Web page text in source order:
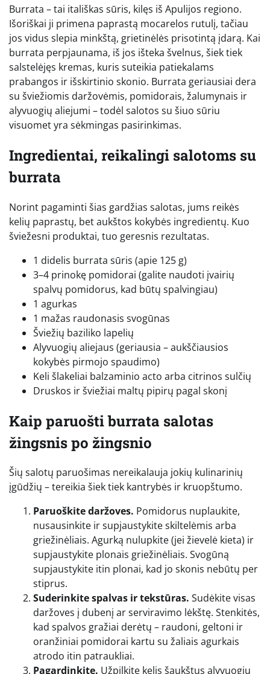
Burrata – tai itališkas sūris, kilęs iš Apulijos regiono.
Išoriškai ji primena paprastą mocarelos rutulį, tačiau
jos vidus slepia minkštą, grietinėlės prisotintą įdarą. Kai
burrata perpjaunama, iš jos išteka švelnus, šiek tiek
salstelėjęs kremas, kuris suteikia patiekalams
prabangos ir išskirtinio skonio. Burrata geriausiai dera
su šviežiomis daržovėmis, pomidorais, žalumynais ir
alyvuogių aliejumi – todėl salotos su šiuo sūriu
visuomet yra sėkmingas pasirinkimas.
Ingredientai, reikalingi salotoms su
burrata
Norint pagaminti šias gardžias salotas, jums reikės
kelių paprastų, bet aukštos kokybės ingredientų. Kuo
šviežesni produktai, tuo geresnis rezultatas.
1 didelis burrata sūris (apie 125 g)
3–4 prinokę pomidorai (galite naudoti įvairių
spalvų pomidorus, kad būtų spalvingiau)
1 agurkas
1 mažas raudonasis svogūnas
Šviežių baziliko lapelių
Alyvuogių aliejaus (geriausia – aukščiausios
kokybės pirmojo spaudimo)
Keli šlakeliai balzaminio acto arba citrinos sulčių
Druskos ir šviežiai maltų pipirų pagal skonį
Kaip paruošti burrata salotas
žingsnis po žingsnio
Šių salotų paruošimas nereikalauja jokių kulinarinių
įgūdžių – tereikia šiek tiek kantrybės ir kruopštumo.
Paruoškite daržoves. Pomidorus nuplaukite,
nusausinkite ir supjaustykite skiltelėmis arba
griežinėliais. Agurką nulupkite (jei žievelė kieta) ir
supjaustykite plonais griežinėliais. Svogūną
supjaustykite itin plonai, kad jo skonis nebūtų per
stiprus.
Suderinkite spalvas ir tekstūras. Sudėkite visas
daržoves į dubenį ar serviravimo lėkštę. Stenkitės,
kad spalvos gražiai derėtų – raudoni, geltoni ir
oranžiniai pomidorai kartu su žaliais agurkais
atrodo itin patraukliai.
Pagardinkite. Užpilkite kelis šaukštus alyvuogių